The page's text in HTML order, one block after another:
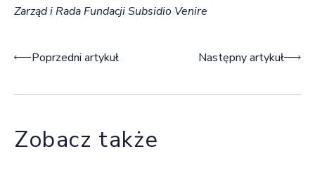
Zarząd i Rada Fundacji Subsidio Venire
Nawigacja wpisu
Poprzedni artykuł Następny artykuł
Zobacz także